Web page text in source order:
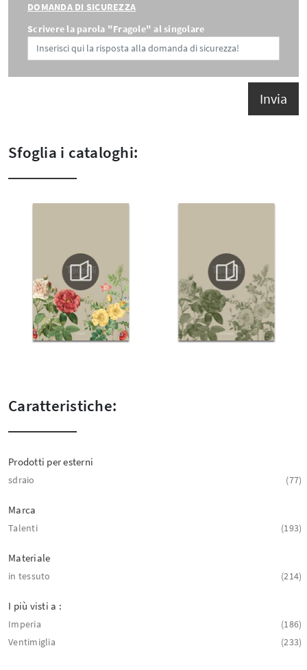
DOMANDA DI SICUREZZA
Scrivere la parola "Fragole" al singolare
Invia
Sfoglia i cataloghi:
Caratteristiche:
Prodotti per esterni
sdraio 77
Marca
Talenti 193
Materiale
in tessuto 214
I più visti a :
Imperia
186
Ventimiglia
233